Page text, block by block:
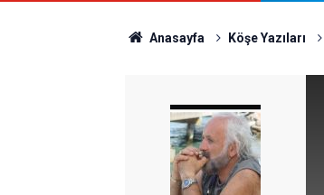
Anasayfa Köşe Yazıları